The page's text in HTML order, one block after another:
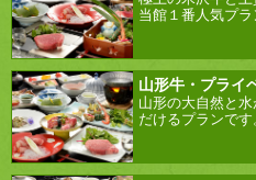
当館１番人気プラ
山形牛・プライ
山形の大自然と
だけるプランです